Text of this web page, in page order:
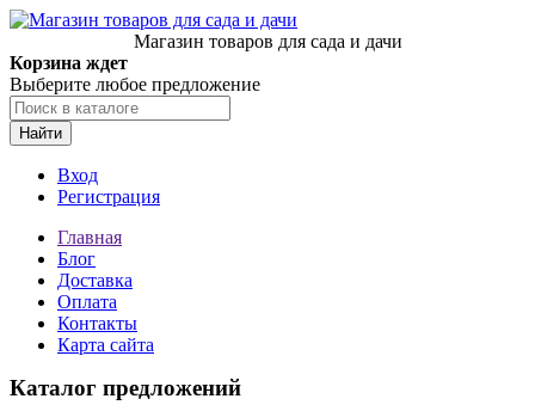
Магазин товаров для сада и дачи
Корзина ждет
Выберите любое предложение
Найти
Вход
Регистрация
Главная
Блог
Доставка
Оплата
Контакты
Карта сайта
Каталог предложений